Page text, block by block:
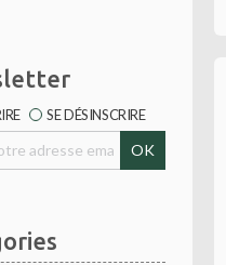
SE DÉSINSCRIRE